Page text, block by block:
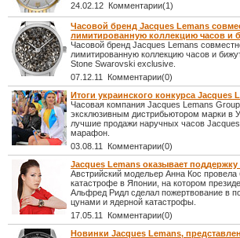
24.02.12 Комментарии(1)
Часовой бренд Jacques Lemans
лимитированную коллекцию часов и
Часовой бренд Jacques Lemans
лимитированную коллекцию часов и
Stone Swarovski exclusive.
07.12.11 Комментарии(0)
Итоги украинского конкурса Jacques
Часовая компания Jacques Lemans
эксклюзивным дистрибьютором марки в
лучшие продажи наручных часов
марафон.
03.08.11 Комментарии(0)
Jacques Lemans оказывает
Австрийский модельер Анна Кос
катастрофе в Японии, на котором
Альфред Ридл сделал пожертвование в
цунами и ядерной катастрофы.
17.05.11 Комментарии(0)
Новинки Jacques Lemans,